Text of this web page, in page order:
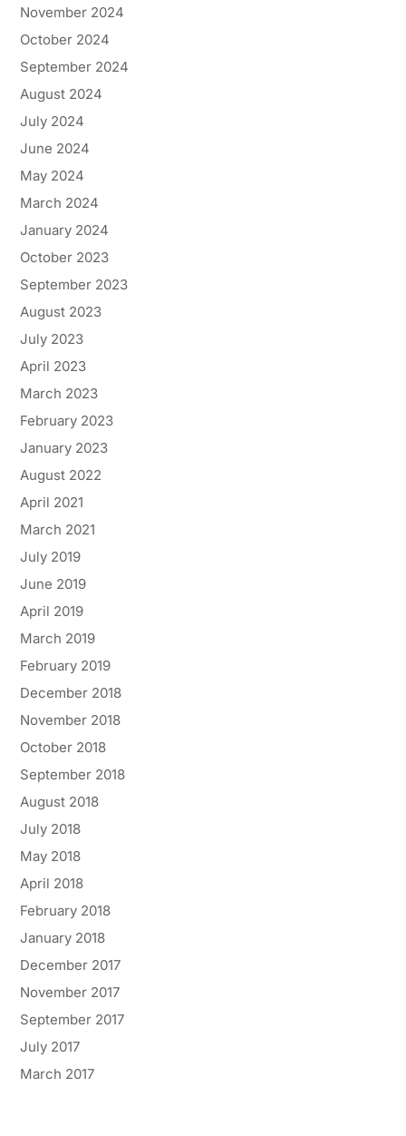
November 2024
October 2024
September 2024
August 2024
July 2024
June 2024
May 2024
March 2024
January 2024
October 2023
September 2023
August 2023
July 2023
April 2023
March 2023
February 2023
January 2023
August 2022
April 2021
March 2021
July 2019
June 2019
April 2019
March 2019
February 2019
December 2018
November 2018
October 2018
September 2018
August 2018
July 2018
May 2018
April 2018
February 2018
January 2018
December 2017
November 2017
September 2017
July 2017
March 2017